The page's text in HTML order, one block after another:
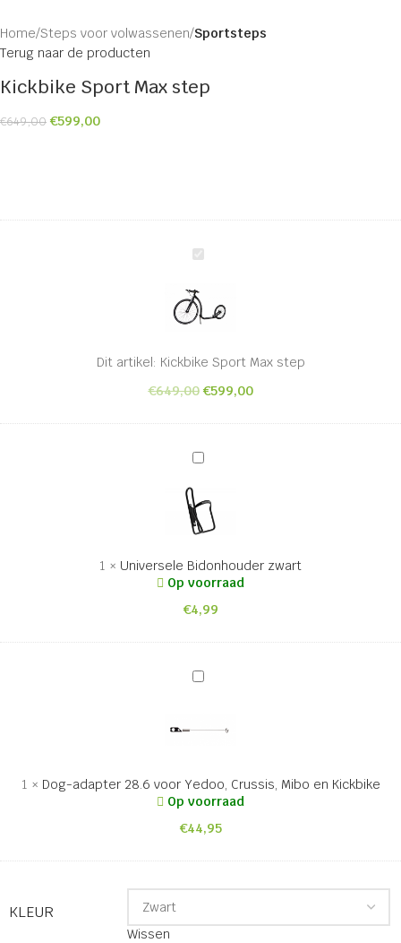
Home Steps voor volwassenen Sportsteps
Terug naar de producten
Kickbike Sport Max step
€649,00 €599,00
Kickbike
Max
step
Dit artikel: Kickbike Sport Max step
€649,00 €599,00
Universele
zwart
1 × Universele Bidonhouder zwart
Op voorraad
€4,99
Dog-
voor
Mibo
Kickbike
1 × Dog-adapter 28.6 voor Yedoo, Crussis, Mibo en Kickbike
Op voorraad
€44,95
KLEUR
Wissen